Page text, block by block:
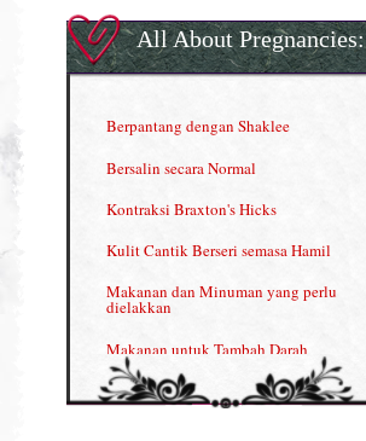
Gla Complex (II)
Herbal Blend the Magic Cream
Nutrisi untuk Ikhtiar Hamil
OMEGA GUARD
Omega Guard: EPA & DHA for kids
All About Pregnancies:
Berpantang dengan Shaklee
Bersalin secara Normal
Kontraksi Braxton's Hicks
Kulit Cantik Berseri semasa Hamil
Makanan dan Minuman yang perlu
dielakkan
Makanan untuk Tambah Darah
Masalah HB rendah?